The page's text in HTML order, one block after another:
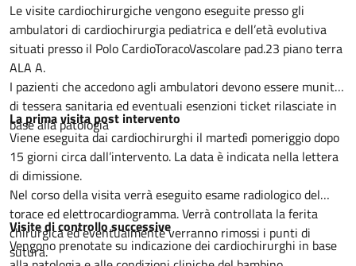
Le visite cardiochirurgiche vengono eseguite presso gli
ambulatori di cardiochirurgia pediatrica e dell’età evolutiva
situati presso il Polo CardioToracoVascolare pad.23 piano terra
ALA A.
I pazienti che accedono agli ambulatori devono essere muniti
di tessera sanitaria ed eventuali esenzioni ticket rilasciate in
base alla patologia
La prima visita post intervento
Viene eseguita dai cardiochirurghi il martedì pomeriggio dopo
15 giorni circa dall’intervento. La data è indicata nella lettera
di dimissione.
Nel corso della visita verrà eseguito esame radiologico del
torace ed elettrocardiogramma. Verrà controllata la ferita
chirurgica ed eventualmente verranno rimossi i punti di
sutura.
Visite di controllo successive
Vengono prenotate su indicazione dei cardiochirurghi in base